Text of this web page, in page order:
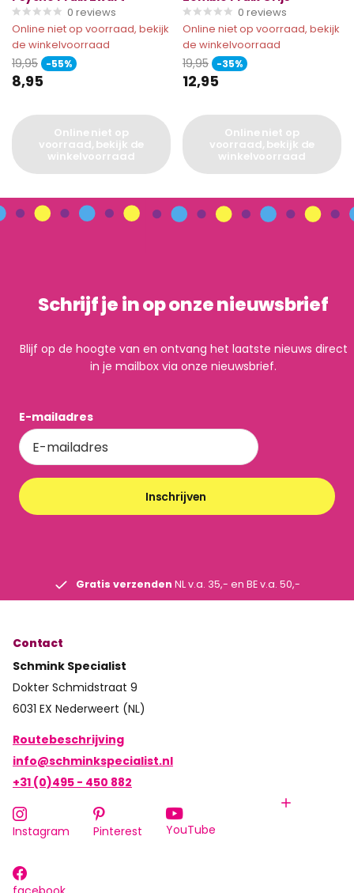
0 reviews
Online niet op voorraad, bekijk
de winkelvoorraad
19,95 -55%
8,95
Online niet op
voorraad, bekijk de
winkelvoorraad
0 reviews
Online niet op voorraad, bekijk
de winkelvoorraad
19,95 -35%
12,95
Online niet op
voorraad, bekijk de
winkelvoorraad
Schrijf je in op onze nieuwsbrief
Blijf op de hoogte van en ontvang het laatste nieuws direct
in je mailbox via onze nieuwsbrief.
E-mailadres
Inschrijven
Gratis verzenden NL v.a. 35,- en BE v.a. 50,-
Contact
Schmink Specialist
Dokter Schmidstraat 9
6031 EX Nederweert (NL)
Routebeschrijving
info@schminkspecialist.nl
+31 (0)495 - 450 882
Instagram Pinterest YouTube